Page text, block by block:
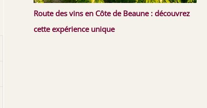
Route des vins en Côte de Beaune : découvrez
cette expérience unique